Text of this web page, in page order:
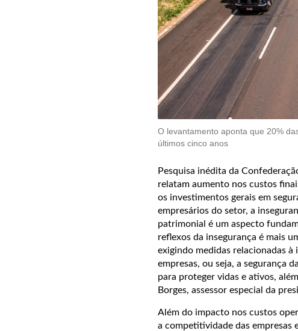
O levantamento aponta que 20%
últimos cinco anos
Pesquisa inédita da
relatam aumento nos custos
os investimentos gerais em
empresários do setor, a
patrimonial é um aspecto
reflexos da insegurança é mais
exigindo medidas relacionadas
empresas, ou seja, a segurança
para proteger vidas e ativos,
Borges, assessor especial da
Além do impacto nos custos
a competitividade das empresas